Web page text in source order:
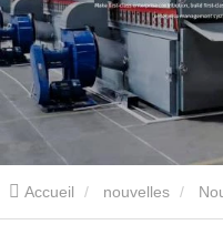
Accueil nouvelles